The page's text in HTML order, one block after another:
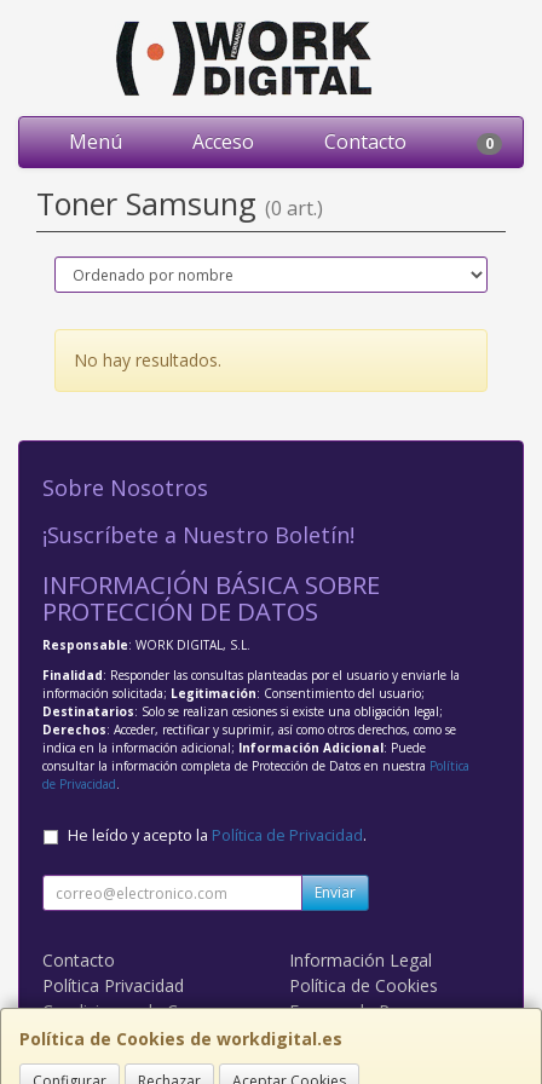
Menú Acceso Contacto 0
Toner Samsung (0 art.)
No hay resultados.
Política de Cookies de workdigital.es
Sobre Nosotros
¡Suscríbete a Nuestro Boletín!
INFORMACIÓN BÁSICA SOBRE
PROTECCIÓN DE DATOS
Responsable: WORK DIGITAL, S.L.
Finalidad: Responder las consultas planteadas por el usuario y enviarle la
información solicitada; Legitimación: Consentimiento del usuario;
Destinatarios: Solo se realizan cesiones si existe una obligación legal;
Derechos: Acceder, rectificar y suprimir, así como otros derechos, como se
indica en la información adicional; Información Adicional: Puede
consultar la información completa de Protección de Datos en nuestra Política
de Privacidad.
He leído y acepto la Política de Privacidad.
Enviar
Contacto
Información Legal
Política Privacidad
Política de Cookies
Condiciones de Compra
Formas de Pago
WORK DIGITAL